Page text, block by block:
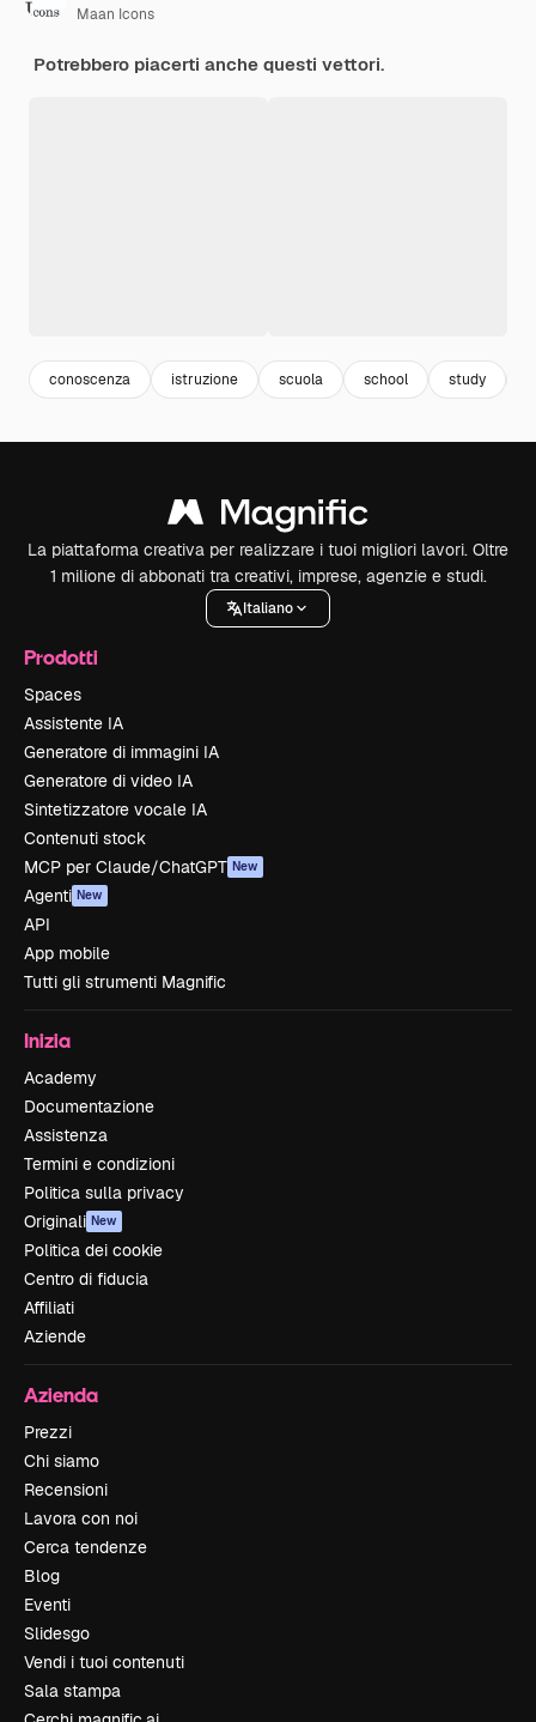
Maan Icons
Potrebbero piacerti anche questi vettori.
conoscenza istruzione scuola school study
La piattaforma creativa per realizzare i tuoi migliori lavori. Oltre
1 milione di abbonati tra creativi, imprese, agenzie e studi.
Italiano
Prodotti
Spaces
Assistente IA
Generatore di immagini IA
Generatore di video IA
Sintetizzatore vocale IA
Contenuti stock
MCP per Claude/ChatGPT New
Agenti New
API
App mobile
Tutti gli strumenti Magnific
Inizia
Academy
Documentazione
Assistenza
Termini e condizioni
Politica sulla privacy
Originali New
Politica dei cookie
Centro di fiducia
Affiliati
Aziende
Azienda
Prezzi
Chi siamo
Recensioni
Lavora con noi
Cerca tendenze
Blog
Eventi
Slidesgo
Vendi i tuoi contenuti
Sala stampa